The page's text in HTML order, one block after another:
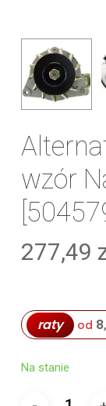
wzór
277,49
raty od
Na stanie